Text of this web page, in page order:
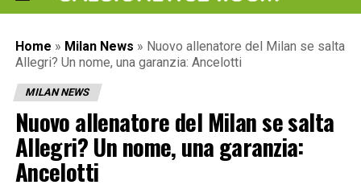
Home » Milan News » Nuovo allenatore del Milan se salta
Allegri? Un nome, una garanzia: Ancelotti
MILAN NEWS
Nuovo allenatore del Milan se salta
Allegri? Un nome, una garanzia:
Ancelotti